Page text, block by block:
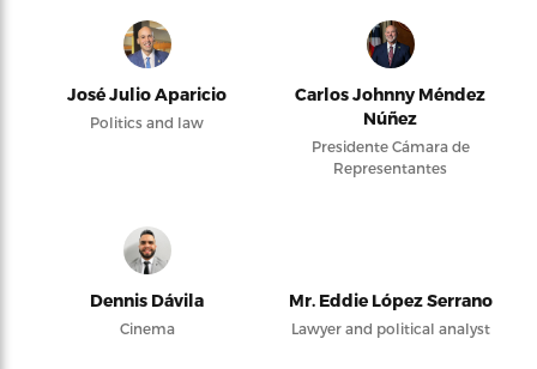
José Julio Aparicio
Politics and law
Carlos Johnny Méndez
Núñez
Presidente Cámara de
Representantes
Dennis Dávila
Cinema
Mr. Eddie López Serrano
Lawyer and political analyst